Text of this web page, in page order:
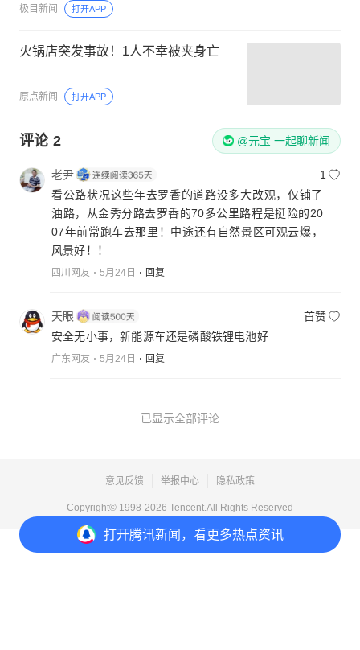
打开腾讯新闻，看更多热点资讯
极目新闻 打开APP
火锅店突发事故！1人不幸被夹身亡
原点新闻 打开APP
评论 2 @元宝 一起聊新闻
老尹
1
看公路状况这些年去罗香的道路没多大改观，仅铺了
油路，从金秀分路去罗香的70多公里路程是挺险的20
07年前常跑车去那里！中途还有自然景区可观云爆，
风景好！！
四川网友 5月24日 回复
天眼
首赞
安全无小事，新能源车还是磷酸铁锂电池好
广东网友 5月24日 回复
已显示全部评论
意见反馈 举报中心 隐私政策
Copyright© 1998-2026 Tencent.All Rights Reserved